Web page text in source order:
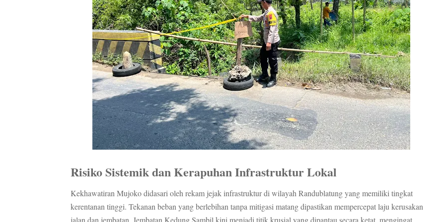
Risiko Sistemik dan Kerapuhan Infrastruktur Lokal
Kekhawatiran Mujoko didasari oleh rekam jejak infrastruktur di wilayah Randublatung yang memiliki tingkat
kerentanan tinggi. Tekanan beban yang berlebihan tanpa mitigasi matang dipastikan mempercepat laju kerusakan
jalan dan jembatan. Jembatan Kedung Sambil kini menjadi titik krusial yang dipantau secara ketat, mengingat